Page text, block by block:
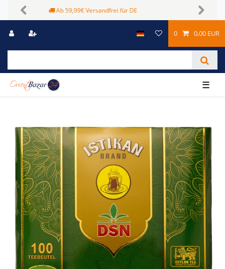
Sichere Zahlungsmöglichkeiten
Previous Next
0 0,00 EUR
☰